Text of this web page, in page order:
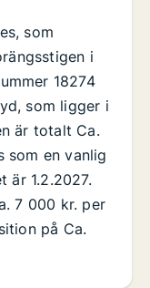
som
i
18274
som ligger i
är totalt Ca.
som en vanlig
är 1.2.2027.
7 000 kr. per
på Ca.